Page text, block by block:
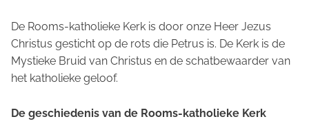
De Rooms-katholieke Kerk is door onze Heer Jezus
Christus gesticht op de rots die Petrus is. De Kerk is de
Mystieke Bruid van Christus en de schatbewaarder van
het katholieke geloof.
De geschiedenis van de Rooms-katholieke Kerk